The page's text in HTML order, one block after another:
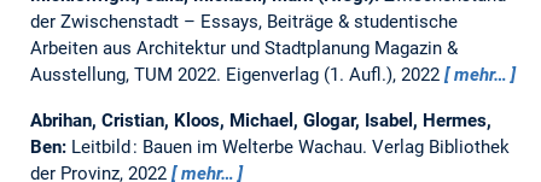
der Zwischenstadt – Essays, Beiträge & studentische
Arbeiten aus Architektur und Stadtplanung Magazin &
Ausstellung, TUM 2022. Eigenverlag (1. Aufl.), 2022 mehr…
Abrihan, Cristian, Kloos, Michael, Glogar, Isabel, Hermes,
Ben: Leitbild : Bauen im Welterbe Wachau. Verlag Bibliothek
der Provinz, 2022
mehr…